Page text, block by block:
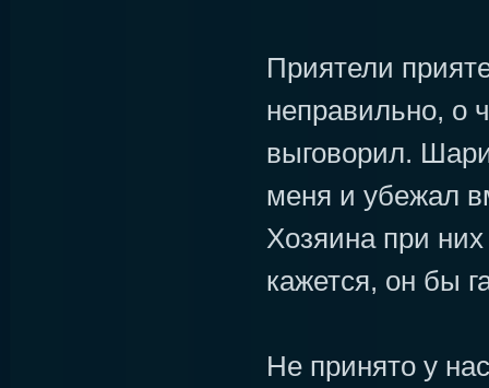
Приятели
неправильно, о
выговорил.
меня и убежал
Хозяина при
кажется, он бы
Не принято у